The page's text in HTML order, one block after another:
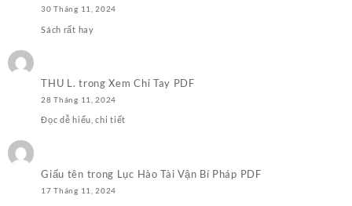
30 Tháng 11, 2024
Sách rất hay
THU L. trongXem Chỉ Tay PDF
28 Tháng 11, 2024
Đọc dễ hiểu, chi tiết
Giấu tên trong Lục Hào Tài Vận Bí Pháp PDF
17 Tháng 11, 2024